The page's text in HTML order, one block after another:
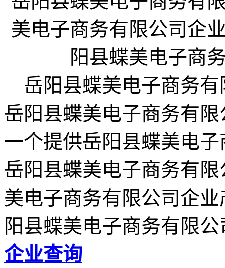
岳阳县蝶美电子商务有
岳阳县蝶美电子商务有限
一个提供岳阳县蝶美电
岳阳县蝶美电子商务有
美电子商务有限公司企
阳县蝶美电子商务有限
企业查询